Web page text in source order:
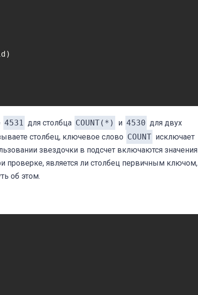
4531 для столбца COUNT(*) и 4530 для двух
столбец, ключевое слово COUNT исключает
звездочки в подсчет включаются значения
проверке, является ли столбец первичным ключом,
об этом.